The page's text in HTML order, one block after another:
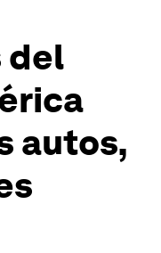
del
autos,